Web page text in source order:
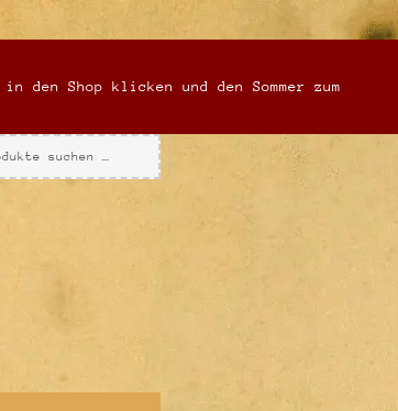
Shop klicken und den Sommer zum